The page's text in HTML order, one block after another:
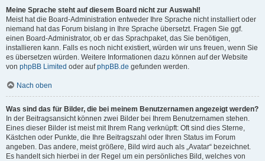
Meine Sprache steht auf diesem Board nicht zur Auswahl!
Meist hat die Board-Administration entweder Ihre Sprache nicht installiert oder
niemand hat das Forum bislang in Ihre Sprache übersetzt. Fragen Sie ggf.
einen Board-Administrator, ob er das Sprachpaket, das Sie benötigen,
installieren kann. Falls es noch nicht existiert, würden wir uns freuen, wenn Sie
es übersetzen würden. Weitere Informationen dazu können auf der Website
von phpBB Limited oder aufphpBB.de gefunden werden.
Nach oben
Was sind das für Bilder, die bei meinem Benutzernamen angezeigt werden?
In der Beitragsansicht können zwei Bilder bei Ihrem Benutzernamen stehen.
Eines dieser Bilder ist meist mit Ihrem Rang verknüpft: Oft sind dies Sterne,
Kästchen oder Punkte, die Ihre Beitragszahl oder Ihren Status im Forum
angeben. Das andere, meist größere, Bild wird auch als „Avatar“ bezeichnet.
Es handelt sich hierbei in der Regel um ein persönliches Bild, welches von